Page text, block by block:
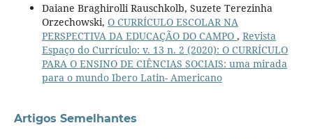
Daiane Braghirolli Rauschkolb, Suzete Terezinha
Orzechowski, O CURRÍCULO ESCOLAR NA
PERSPECTIVA DA EDUCAÇÃO DO CAMPO , Revista
Espaço do Currículo: v. 13 n. 2 (2020): O CURRÍCULO
PARA O ENSINO DE CIÊNCIAS SOCIAIS: uma mirada
para o mundo Ibero Latin- Americano
Artigos Semelhantes